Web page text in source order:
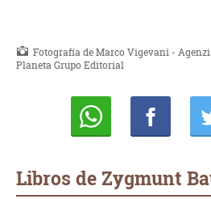
Fotografía de Marco Vigevani -
Planeta Grupo Editorial
Libros de Zygmunt